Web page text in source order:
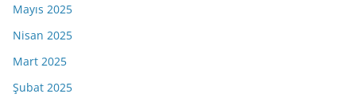
Mayıs 2025
Nisan 2025
Mart 2025
Şubat 2025